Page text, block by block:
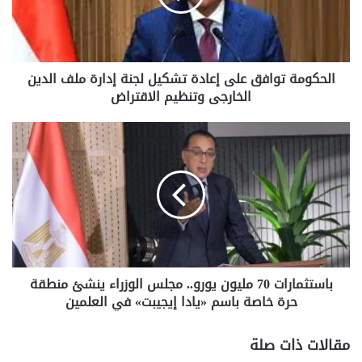
X
استثمار أموالهم
المصرف المتحد
صيغة المضاربة الإسلامية
و
ع
ى
إ
ع
ا
د
ة
ت
ل
الحكومة توافق على إعادة تشكيل لجنة إدارة ملف الدين
الخارجى وتنظيم الاقتراض
ب
ا
س
ت
ث
م
ا
ر
ا
ل
باستثمارات 70 مليون يورو.. مجلس الوزراء ينشئ منطقة
حرة خاصة باسم «يادا إيجيبت» في العلمين
مقالات ذات صلة